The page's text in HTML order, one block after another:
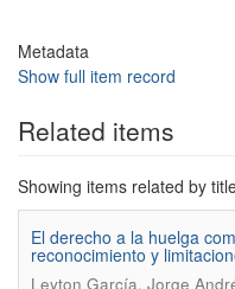
Metadata
Show full item record
Related items
Showing items related by
El derecho a la huelga
reconocimiento y
Leyton García, Jorge